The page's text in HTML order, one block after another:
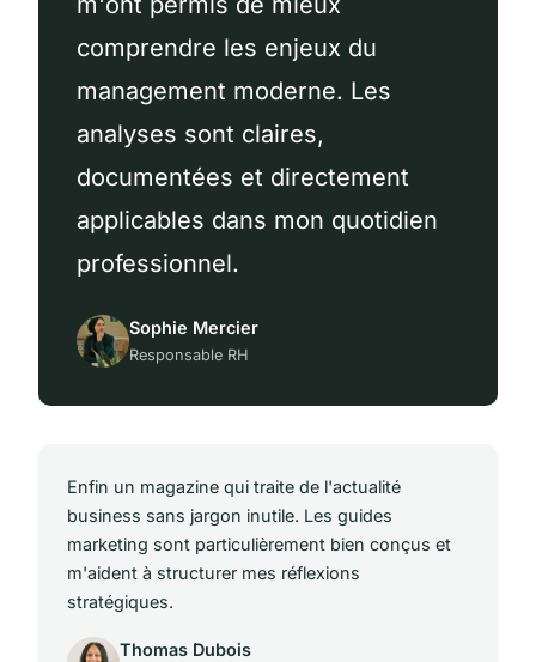
comprendre les enjeux du
management moderne. Les
analyses sont claires,
documentées et directement
applicables dans mon quotidien
professionnel.
Sophie Mercier
Responsable RH
Enfin un magazine qui traite de l'actualité
business sans jargon inutile. Les guides
marketing sont particulièrement bien conçus et
m'aident à structurer mes réflexions
stratégiques.
Thomas Dubois